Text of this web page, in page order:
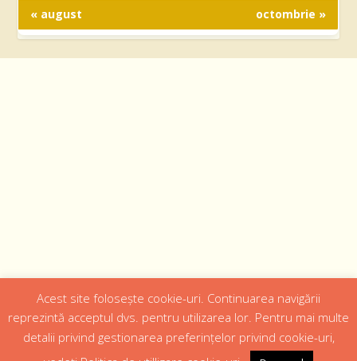
« august octombrie »
Designed byWeb Design 4Us Consulting |
Istoric Episcopul Institutii Media Cateheza
Acest site folosește cookie-uri. Continuarea navigării
reprezintă acceptul dvs. pentru utilizarea lor. Pentru mai multe
detalii privind gestionarea preferințelor privind cookie-uri,